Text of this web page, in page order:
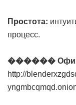
Простота:
процесс.
������
http://